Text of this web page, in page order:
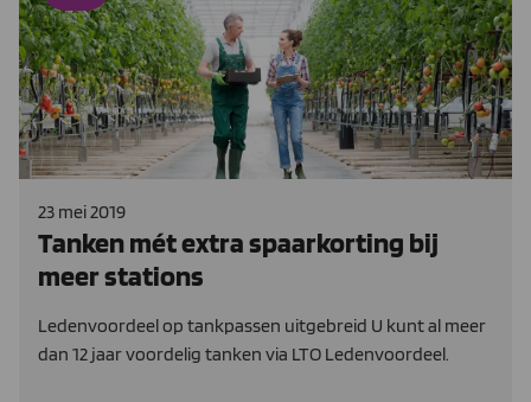
23 mei 2019
Tanken mét extra spaarkorting bij
meer stations
Ledenvoordeel op tankpassen uitgebreid U kunt al meer
dan 12 jaar voordelig tanken via LTO Ledenvoordeel.